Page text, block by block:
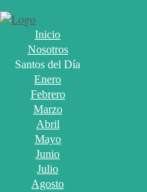
Inicio
Nosotros
Santos del Día
Enero
Febrero
Marzo
Abril
Mayo
Junio
Julio
Agosto